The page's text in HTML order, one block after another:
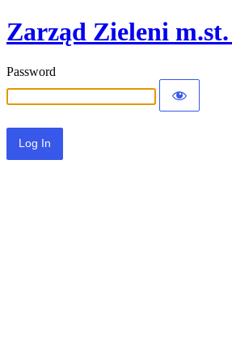
Zarząd Zieleni
Password